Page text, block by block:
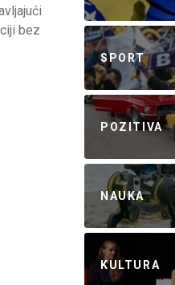
bez
SPORT
POZITIVA
NAUKA
KULTURA